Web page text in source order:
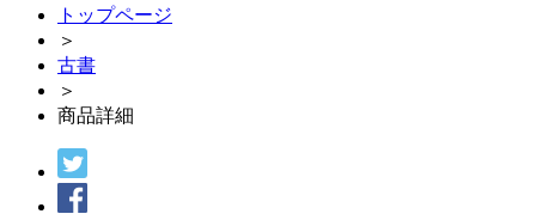
トップページ
＞
古書
＞
商品詳細